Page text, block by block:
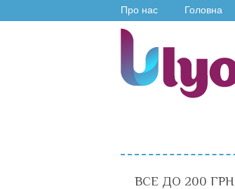
Про нас Головна
ВСЕ ДО 200 ГРН